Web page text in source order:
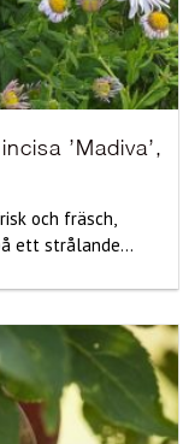
’Madiva’,
och fräsch,
ett strålande...